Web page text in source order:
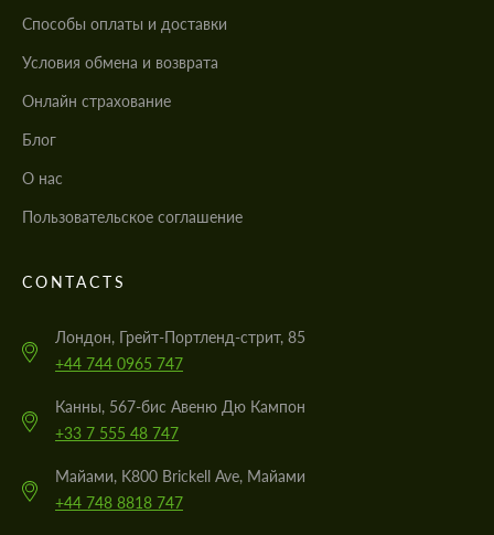
Cпособы оплаты и доставки
Условия обмена и возврата
Онлайн страхование
Блог
О нас
Пользовательское соглашение
CONTACTS
Лондон, Грейт-Портленд-стрит, 85
+44 744 0965 747
Канны, 567-бис Авеню Дю Кампон
+33 7 555 48 747
Майами, K800 Brickell Ave, Майами
+44 748 8818 747